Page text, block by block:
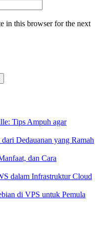
in this browser for the next
Tips Ampuh agar
Dedauanan yang Ramah
dan Cara
dalam Infrastruktur Cloud
di VPS untuk Pemula